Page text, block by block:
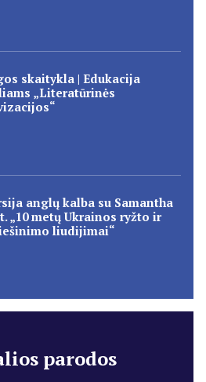
skaitykla | Edukacija
„Literatūrinės
anglų kalba su Samantha
„10 metų Ukrainos ryžto ir
liudijimai“
parodos